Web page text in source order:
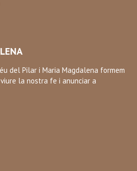
del Pilar i Maria Magdalena formem
la nostra fe i anunciar a